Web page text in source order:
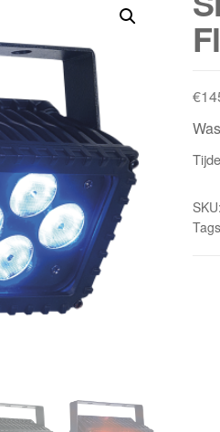
€
SKU: